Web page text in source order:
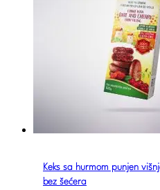
Keks sa hurmom punjen
bez šećera